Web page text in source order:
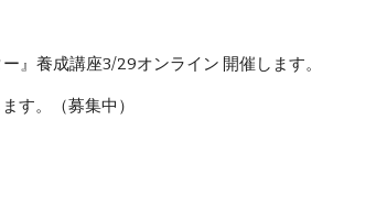
養成講座3/29オンライン 開催します。
す。（募集中）